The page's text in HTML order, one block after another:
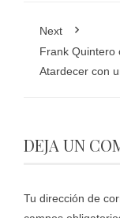
Next
Frank Quintero
Atardecer con
DEJA UN
Tu dirección de